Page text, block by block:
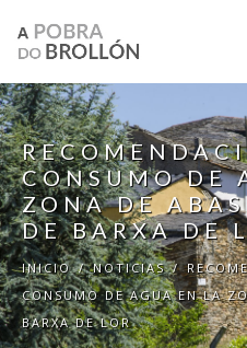
CONSUMO DE
ZONA DE
DE BARXA DE
INICIO / NOTICIAS /
CONSUMO DE AGUA EN LA
BARXA DE LOR